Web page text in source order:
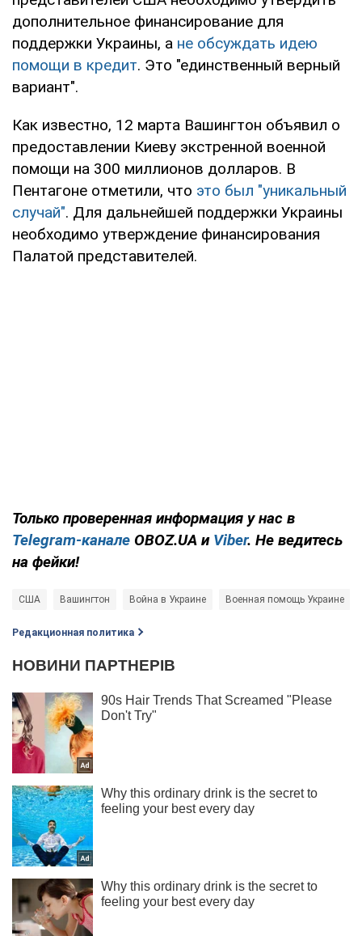
дополнительное финансирование для
поддержки Украины, а не обсуждать идею
помощи в кредит. Это "единственный верный
вариант".
Как известно, 12 марта Вашингтон объявил о
предоставлении Киеву экстренной военной
помощи на 300 миллионов долларов. В
Пентагоне отметили, что это был "уникальный
случай". Для дальнейшей поддержки Украины
необходимо утверждение финансирования
Палатой представителей.
Только проверенная информация у нас в
Telegram-канале OBOZ.UA и Viber. Не ведитесь
на фейки!
США Вашингтон Война в Украине Военная помощь Украине
Редакционная политика